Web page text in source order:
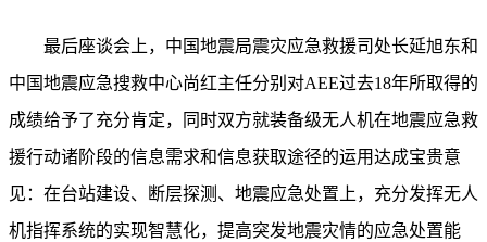
最后座谈会上，中国地震局震灾应急救援司处长延旭东和
中国地震应急搜救中心尚红主任分别对AEE过去18年所取得的
成绩给予了充分肯定，同时双方就装备级无人机在地震应急救
援行动诸阶段的信息需求和信息获取途径的运用达成宝贵意
见：在台站建设、断层探测、地震应急处置上，充分发挥无人
机指挥系统的实现智慧化，提高突发地震灾情的应急处置能